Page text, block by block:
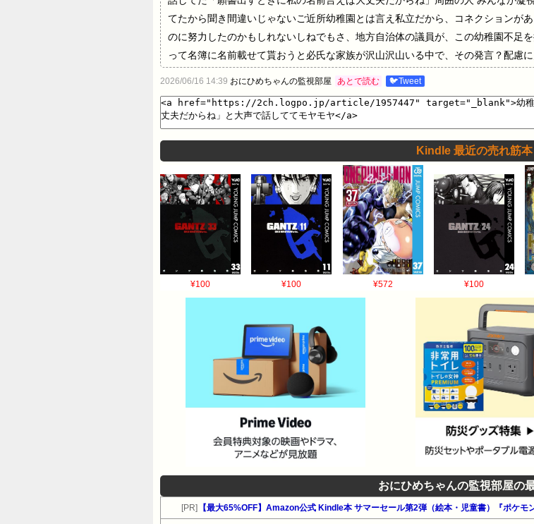
てたから聞き間違いじゃないご近所幼稚園とは言え私立だから、コネクションが
のに努力したのかもしれないしねでもさ、地方自治体の議員が、この幼稚園不足
って名簿に名前載せて貰おうと必氏な家族が沢山沢山いる中で、その発言？配慮
2026/06/16 14:39 おにひめちゃんの監視部屋 あとで読む 🐦Tweet
Kindle 最近の売れ筋本
¥100 ¥100 ¥572 ¥100
おにひめちゃんの監視部屋の
[PR] 【最大65%OFF】Amazon公式 Kindle本 サマーセール第2弾（絵本・児童書）『ポケモ